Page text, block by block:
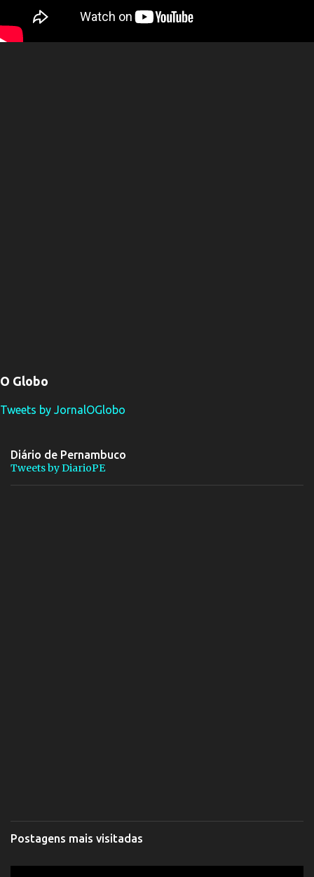
O Globo
Tweets by JornalOGlobo
Diário de Pernambuco
Tweets by DiarioPE
Postagens mais visitadas